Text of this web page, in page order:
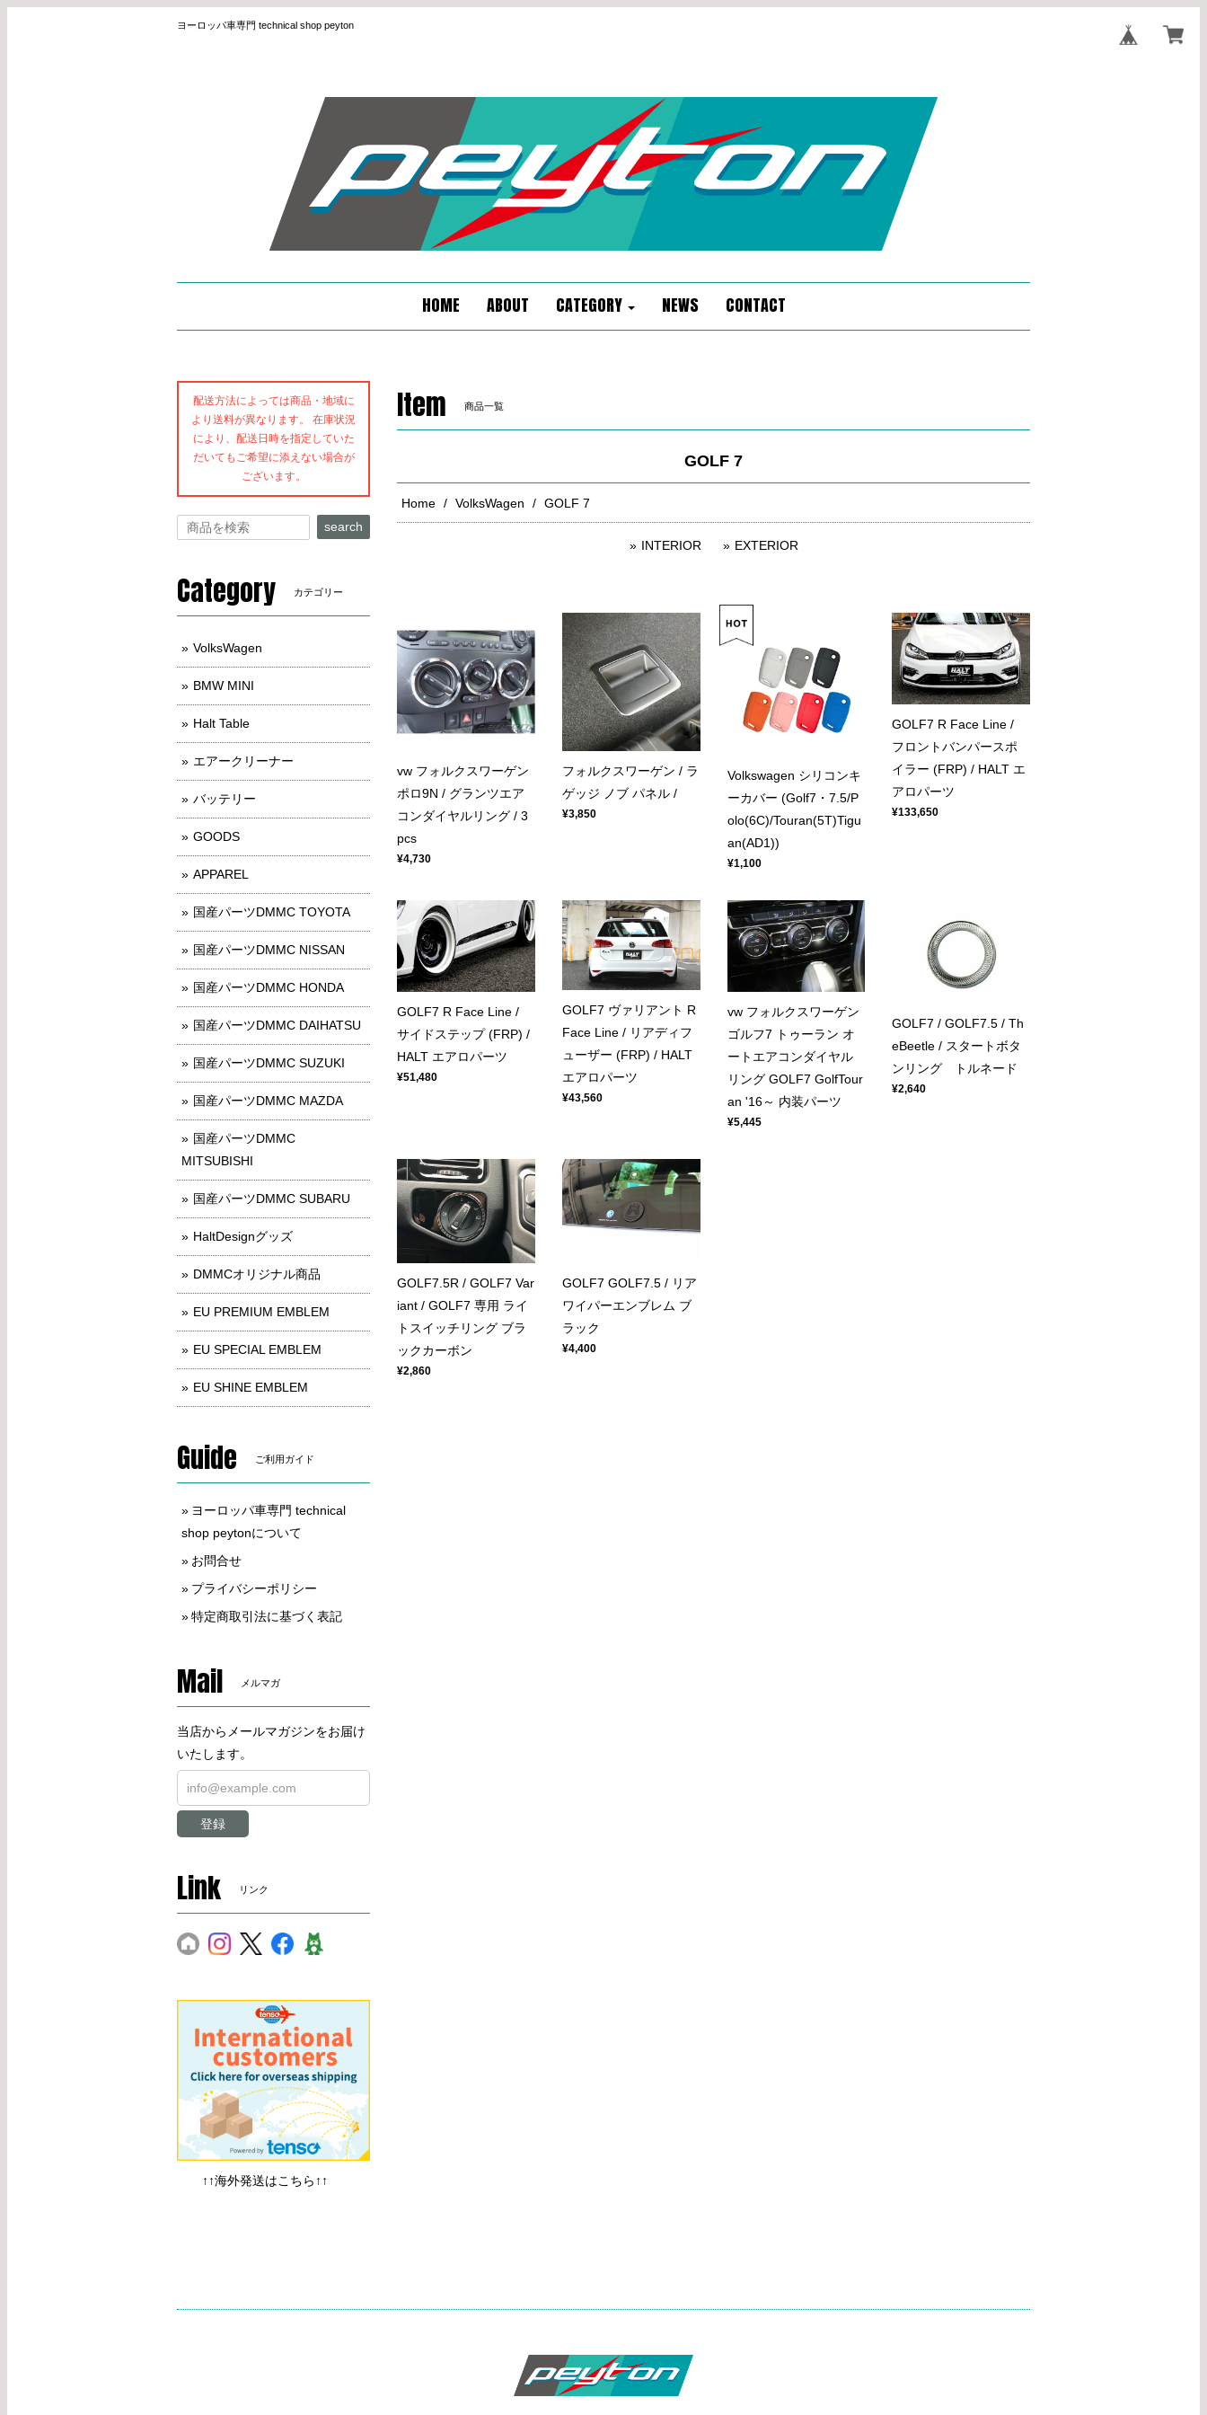
ヨーロッパ車専門 technical shop peyton
HOME ABOUT CATEGORY NEWS CONTACT
Item 商品一覧
GOLF 7
Home VolksWagen GOLF 7
INTERIOR EXTERIOR
vw フォルクスワーゲン
ポロ9N / グランツエア
コンダイヤルリング / 3
pcs
¥4,730
フォルクスワーゲン / ラ
ゲッジ ノブ パネル /
¥3,850
Volkswagen シリコンキ
ーカバー (Golf7・7.5/P
olo(6C)/Touran(5T)Tigu
an(AD1))
¥1,100
GOLF7 R Face Line /
フロントバンパースポ
イラー (FRP) / HALT エ
アロパーツ
¥133,650
GOLF7 R Face Line /
サイドステップ (FRP) /
HALT エアロパーツ
¥51,480
GOLF7 ヴァリアント R
Face Line / リアディフ
ューザー (FRP) / HALT
エアロパーツ
¥43,560
vw フォルクスワーゲン
ゴルフ7 トゥーラン オ
ートエアコンダイヤル
リング GOLF7 GolfTour
an '16～ 内装パーツ
¥5,445
GOLF7 / GOLF7.5 / Th
eBeetle / スタートボタ
ンリング トルネード
¥2,640
GOLF7.5R / GOLF7 Var
iant / GOLF7 専用 ライ
トスイッチリング ブラ
ックカーボン
¥2,860
GOLF7 GOLF7.5 / リア
ワイパーエンブレム ブ
ラック
¥4,400
配送方法によっては商品・地域に
より送料が異なります。 在庫状況
により、配送日時を指定していた
だいてもご希望に添えない場合が
ございます。
search
Category カテゴリー
VolksWagen
BMW MINI
Halt Table
エアークリーナー
バッテリー
GOODS
APPAREL
国産パーツDMMC TOYOTA
国産パーツDMMC NISSAN
国産パーツDMMC HONDA
国産パーツDMMC DAIHATSU
国産パーツDMMC SUZUKI
国産パーツDMMC MAZDA
国産パーツDMMC
MITSUBISHI
国産パーツDMMC SUBARU
HaltDesignグッズ
DMMCオリジナル商品
EU PREMIUM EMBLEM
EU SPECIAL EMBLEM
EU SHINE EMBLEM
Guide ご利用ガイド
ヨーロッパ車専門 technical
shop peytonについて
お問合せ
プライバシーポリシー
特定商取引法に基づく表記
Mail メルマガ
当店からメールマガジンをお届け
いたします。
登録
Link リンク
↑↑海外発送はこちら↑↑